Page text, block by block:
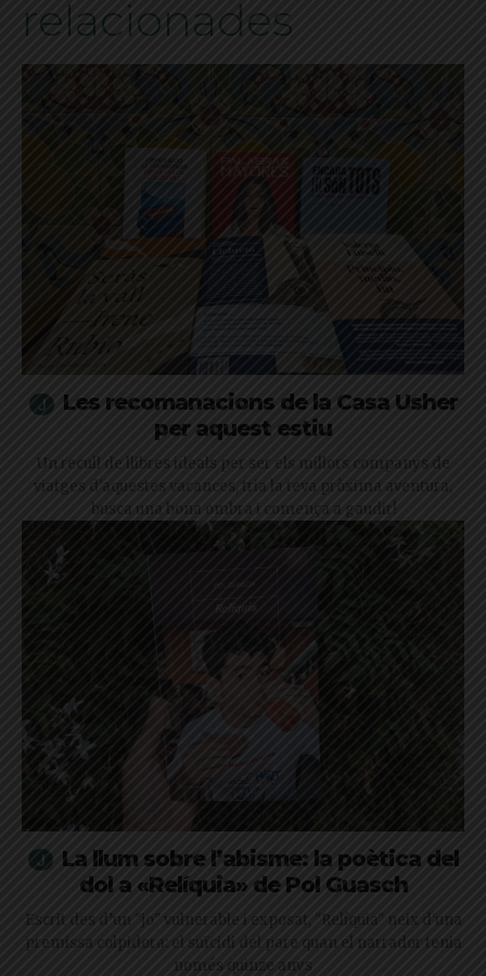
relacionades
Les recomanacions de la Casa Usher
per aquest estiu
Un recull de llibres ideals per ser els millors companys de
viatges d'aquestes vacances, tria la teva pròxima aventura,
busca una bona ombra i comença a gaudir!
La llum sobre l’abisme: la poètica del
dol a «Relíquia» de Pol Guasch
Escrit des d’un "jo" vulnerable i exposat, "Relíquia" neix d'una
premissa colpidora: el suïcidi del pare quan el narrador tenia
només quinze anys